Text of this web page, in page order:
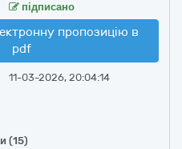
підписано
пропозицію в
pdf
11-03-2026, 20:04:14
(15)